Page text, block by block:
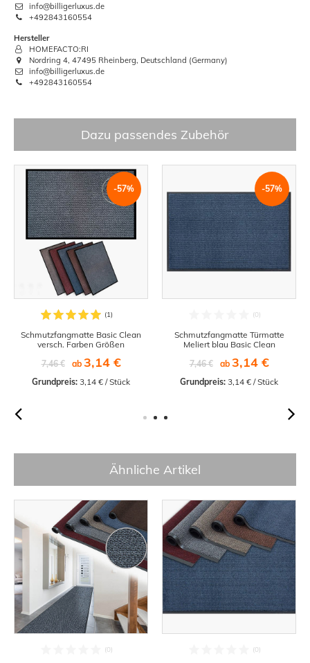
info@billigerluxus.de
+492843160554
Hersteller
HOMEFACTO:RI
Nordring 4, 47495 Rheinberg, Deutschland (Germany)
info@billigerluxus.de
+492843160554
Dazu passendes Zubehör
-57%
Schmutzfangmatte Basic Clean
versch. Farben Größen
7,46 €
ab 3,14 €
Grundpreis: 3,14 € / Stück
-57%
Schmutzfangmatte Türmatte
Meliert blau Basic Clean
7,46 €
ab 3,14 €
Grundpreis: 3,14 € / Stück
Ähnliche Artikel